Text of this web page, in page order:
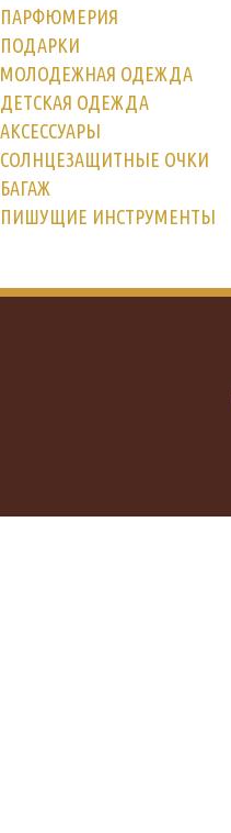
ПАРФЮМЕРИЯ
ПОДАРКИ
МОЛОДЕЖНАЯ ОДЕЖДА
ДЕТСКАЯ ОДЕЖДА
АКСЕССУАРЫ
СОЛНЦЕЗАЩИТНЫЕ ОЧКИ
БАГАЖ
ПИШУЩИЕ ИНСТРУМЕНТЫ